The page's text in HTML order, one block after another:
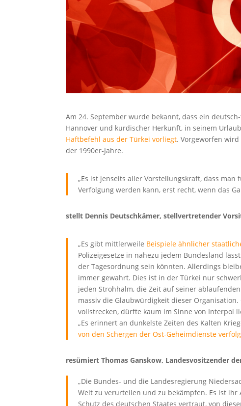
Am 24. September wurde bekannt, dass ein
Hannover und kurdischer Herkunft, in seinem
Haftbefehl aus der Türkei vorliegt. Vorgeworfen
der 1990er-Jahre.
„Es ist jenseits aller Vorstellungskraft, dass
Verfolgung werden kann, erst recht, wenn das
stellt Dennis Deutschkämer, stellvertretender
„Es gibt mittlerweile Beispiele ähnlicher
Polizeigesetze in nahezu jedem Bundesland
der Tagesordnung sein könnten. Allerdings
immer gewahrt. Dies ist in der Türkei nur
jeden Strohhalm, die Zeit auf seiner
massiv die Glaubwürdigkeit dieser
vollstrecken, dürfte kaum im Sinne von Interpol
„Es erinnert an dunkelste Zeiten des Kalten
von den Schergen der Ost-Geheimdienste
resümiert Thomas Ganskow, Landesvositzender
„Die Bundes- und die Landesregierung
Welt zu verurteilen und zu bekämpfen. Es ist
Schutz des deutschen Staates vertraut, von